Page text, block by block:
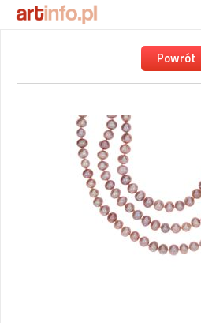
Powrót